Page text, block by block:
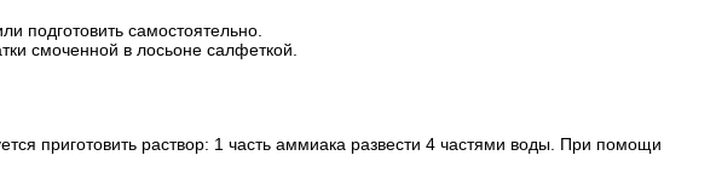
подготовить самостоятельно.
смоченной в лосьоне салфеткой.
приготовить раствор: 1 часть аммиака развести 4 частями воды. При помощи